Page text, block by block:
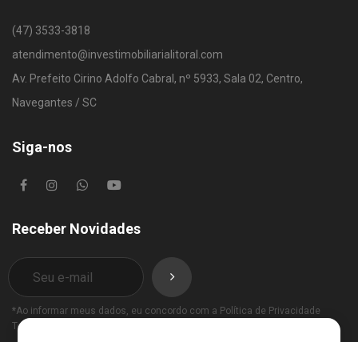
(47) 3533-3818
atendimento@investimobiliarialitoral.com
Av. Prefeito Cirino Adolfo Cabral, nº 5933, Sala 02, Centro,
Navegantes / SC
Siga-nos
Receber Novidades
*Ao informar meus dados, eu concordo com a Política de Privacidade
Termos de Uso